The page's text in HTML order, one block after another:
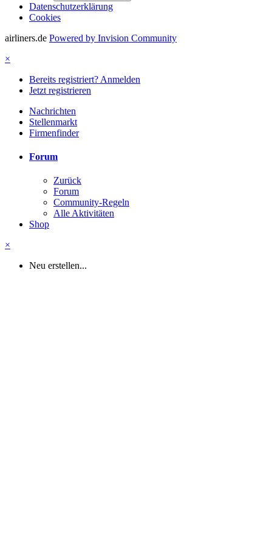
Datenschutzerklärung
Cookies
airliners.de Powered by Invision Community
×
Bereits registriert? Anmelden
Jetzt registrieren
Nachrichten
Stellenmarkt
Firmenfinder
Forum
Zurück
Forum
Community-Regeln
Alle Aktivitäten
Shop
×
Neu erstellen...